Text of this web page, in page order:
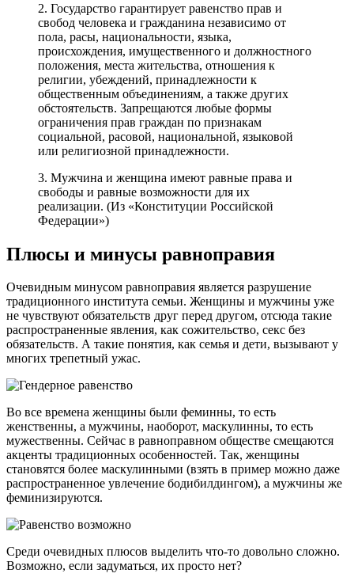
2. Государство гарантирует равенство прав и
свобод человека и гражданина независимо от
пола, расы, национальности, языка,
происхождения, имущественного и должностного
положения, места жительства, отношения к
религии, убеждений, принадлежности к
общественным объединениям, а также других
обстоятельств. Запрещаются любые формы
ограничения прав граждан по признакам
социальной, расовой, национальной, языковой
или религиозной принадлежности.
3. Мужчина и женщина имеют равные права и
свободы и равные возможности для их
реализации. (Из «Конституции Российской
Федерации»)
Плюсы и минусы равноправия
Очевидным минусом равноправия является разрушение
традиционного института семьи. Женщины и мужчины уже
не чувствуют обязательств друг перед другом, отсюда такие
распространенные явления, как сожительство, секс без
обязательств. А такие понятия, как семья и дети, вызывают у
многих трепетный ужас.
Во все времена женщины были феминны, то есть
женственны, а мужчины, наоборот, маскулинны, то есть
мужественны. Сейчас в равноправном обществе смещаются
акценты традиционных особенностей. Так, женщины
становятся более маскулинными (взять в пример можно даже
распространенное увлечение бодибилдингом), а мужчины же
феминизируются.
Среди очевидных плюсов выделить что-то довольно сложно.
Возможно, если задуматься, их просто нет?